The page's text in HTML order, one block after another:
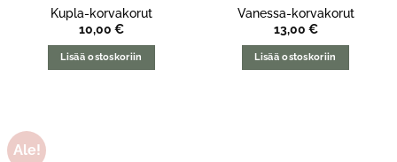
Kupla-korvakorut
10,00 €
Lisää ostoskoriin
Vanessa-korvakorut
13,00 €
Lisää ostoskoriin
Ale!